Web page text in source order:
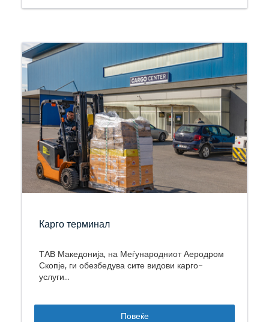
Карго терминал
ТАВ Македонија, на Меѓународниот Аеродром
Скопје, ги обезбедува сите видови карго-
услуги...
Повеќе